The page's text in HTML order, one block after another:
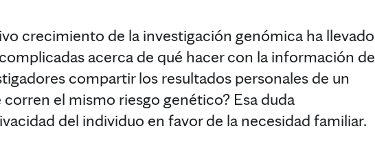
crecimiento de la investigación genómica ha llevado
acerca de qué hacer con la información de
compartir los resultados personales de un
el mismo riesgo genético? Esa duda
del individuo en favor de la necesidad familiar.